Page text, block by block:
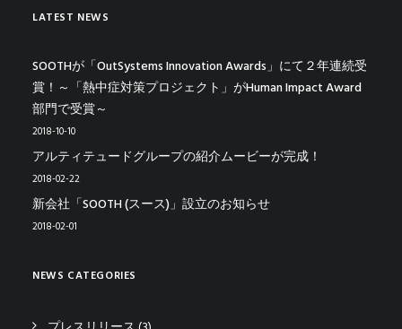
LATEST NEWS
SOOTHが「OutSystems Innovation Awards」にて２年連続受
賞！～「熱中症対策プロジェクト」がHuman Impact Award
部門で受賞～
2018-10-10
アルティテュードグループの紹介ムービーが完成！
2018-02-22
新会社「SOOTH (スース)」設立のお知らせ
2018-02-01
NEWS CATEGORIES